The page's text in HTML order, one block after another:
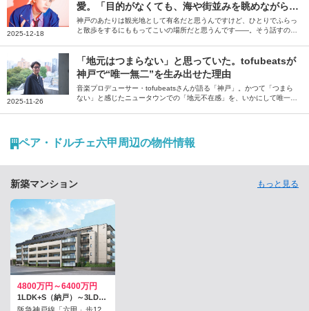
2025-12-18
愛。「目的がなくても、海や街並みを眺めながら歩
くだけで楽しい街」
神戸のあたりは観光地として有名だと思うんですけど、ひとりでふらっ
と散歩をするにももってこいの場所だと思うんです――。そう話すの
2025-11-26
「地元はつまらない」と思っていた。tofubeatsが
神戸で“唯一無二”を生み出せた理由
音楽プロデューサー・tofubeatsさんが語る「神戸」。かつて「つまら
ない」と感じたニュータウンでの「地元不在感」を、いかにして唯一無
ペア・ドルチェ六甲周辺の物件情報
新築マンション もっと見る
4800万円～6400万円
1LDK+S（納戸）～3LDK / 53.88平米～62.44平米